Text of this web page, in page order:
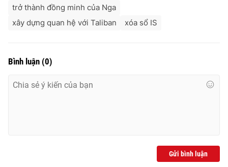
trở thành đồng minh của Nga
xây dựng quan hệ với Taliban
xóa sổ IS
Bình luận (0)
Gửi bình luận